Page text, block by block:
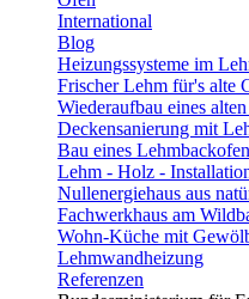
International
Blog
Heizungssysteme im
Frischer Lehm für's alte
Wiederaufbau eines
Deckensanierung mit
Bau eines
Lehm - Holz -
Nullenergiehaus aus
Fachwerkhaus am
Wohn-Küche mit
Lehmwandheizung
Referenzen